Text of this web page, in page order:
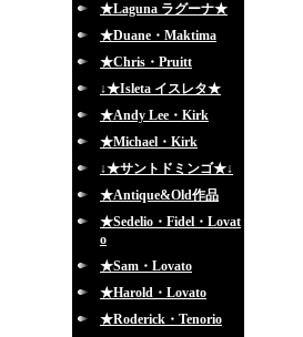
★Laguna ラグーナ★
★Duane・Maktima
★Chris・Pruitt
↓★Isleta イスレタ★
★Andy Lee・Kirk
★Michael・Kirk
↓★サントドミンゴ★↓
★Antique&Old作品
★Sedelio・Fidel・Lovat
o
★Sam・Lovato
★Harold・Lovato
★Roderick・Tenorio